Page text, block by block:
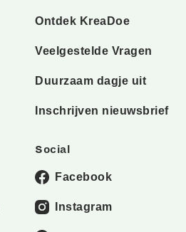
Ontdek KreaDoe
Veelgestelde Vragen
Duurzaam dagje uit
Inschrijven nieuwsbrief
Social
Facebook
Instagram